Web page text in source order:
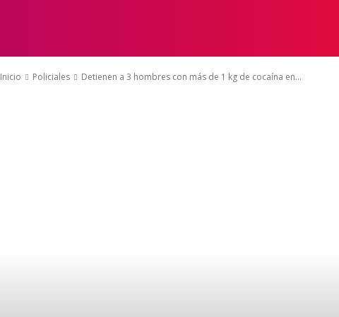
Inicio Policiales Detienen a 3 hombres con más de 1 kg de cocaína en...